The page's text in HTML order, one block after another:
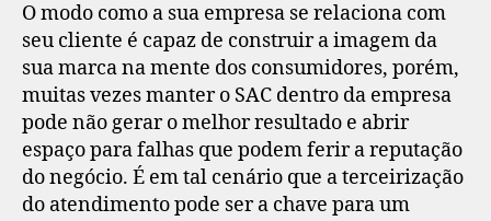
O modo como a sua empresa se relaciona com
seu cliente é capaz de construir a imagem da
sua marca na mente dos consumidores, porém,
muitas vezes manter o SAC dentro da empresa
pode não gerar o melhor resultado e abrir
espaço para falhas que podem ferir a reputação
do negócio. É em tal cenário que a terceirização
do atendimento pode ser a chave para um